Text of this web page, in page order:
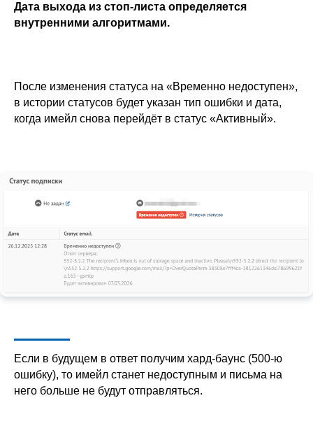
Дата выхода из стоп-листа определяется
внутренними алгоритмами.
После изменения статуса на «Временно недоступен»,
в истории статусов будет указан тип ошибки и дата,
когда имейл снова перейдёт в статус «Активный».
Если в будущем в ответ получим хард-баунс (500-ю
ошибку), то имейл станет недоступным и письма на
него больше не будут отправляться.